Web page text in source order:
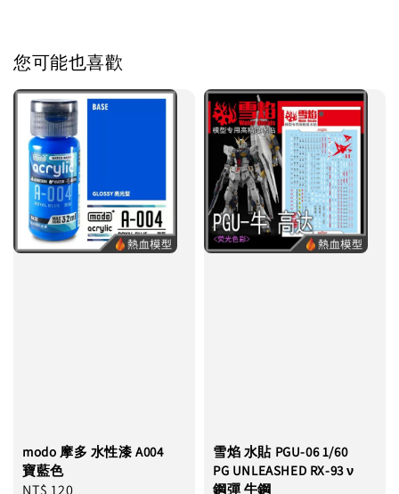
您可能也喜歡
modo 摩多 水性漆 A004
寶藍色
Regular
NT$ 120
雪焰 水貼 PGU-06 1/60
PG UNLEASHED RX-93 ν
鋼彈 牛鋼